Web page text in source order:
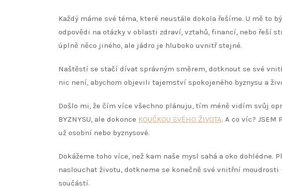
Každý máme své téma, které neustále dokola řešíme. U mě to
odpovědi na otázky v oblasti zdraví, vztahů, financí, nebo řeší
úplně něco jiného, ale jádro je hluboko uvnitř stejné.
Naštěstí se stačí dívat správným směrem, dotknout se své
nic není, abychom objevili tajemství spokojeného byznysu a
Došlo mi, že čím více všechno plánuju, tím méně vidím svůj
BYZNYSU, ale dokonce KOUČKOU SVÉHO ŽIVOTA. A co víc? JSEM
už osobní nebo byznysové.
Dokážeme toho více, než kam naše mysl sahá a oko dohlédne.
naslouchat životu, dotkneme se konečně své vnitřní
součástí.